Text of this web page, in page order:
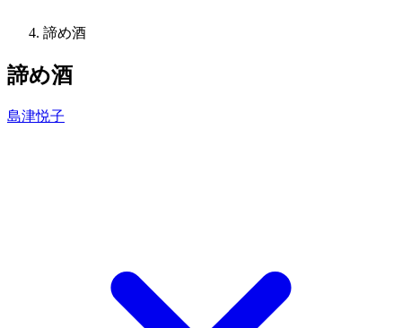
諦め酒
諦め酒
島津悦子